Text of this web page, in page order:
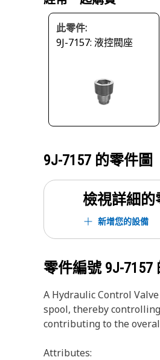
此零件:
9J-7157: 液控閥座
9J-7157 的零件圖
檢視詳細的
新增您的設備
零件編號 9J-7157
A Hydraulic Control
spool, thereby
contributing to the
Attributes: